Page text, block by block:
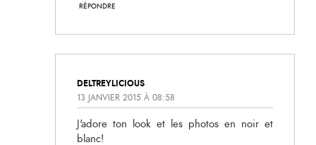
RÉPONDRE
DELTREYLICIOUS
13 JANVIER 2015 À 08:58
J'adore ton look et les photos en noir et
blanc!